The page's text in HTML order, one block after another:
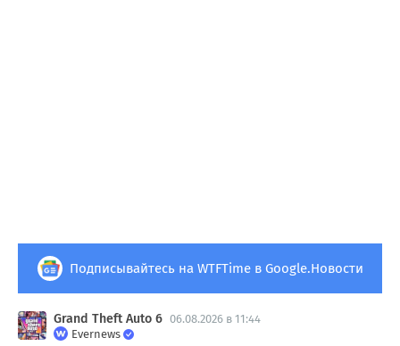
Подписывайтесь на WTFTime в Google.Новости
Grand Theft Auto 6 06.08.2026 в 11:44
Evernews